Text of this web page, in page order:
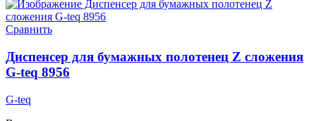
Сравнить
Диспенсер для бумажных полотенец Z сложения
G-teq 8956
G-teq